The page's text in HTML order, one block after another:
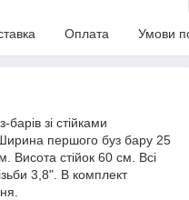
Оплата Умови
зі стійками
першого буз бару 25
Висота стійок 60 см. Всі
3,8". В комплект